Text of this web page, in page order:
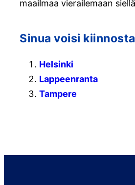
maailmaa vierailemaan
Sinua voisi
Helsinki
Lappeenranta
Tampere